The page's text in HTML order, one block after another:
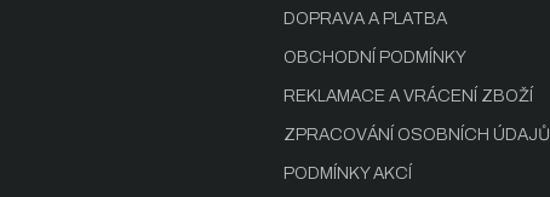
DOPRAVA A PLATBA
OBCHODNÍ PODMÍNKY
REKLAMACE A VRÁCENÍ ZBOŽÍ
ZPRACOVÁNÍ OSOBNÍCH ÚDAJŮ
PODMÍNKY AKCÍ